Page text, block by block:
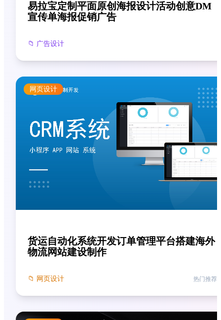
易拉宝定制平面原创海报设计活动创意DM
宣传单海报促销广告
📁 广告设计
网页设计
货运自动化系统开发订单管理平台搭建海外
物流网站建设制作
📁 网页设计 热门推荐